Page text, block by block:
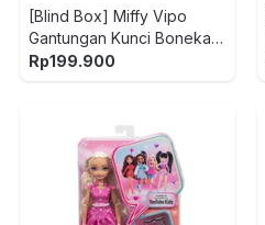
[Blind Box] Miffy Vipo
Gantungan Kunci Boneka
Plush Bakery
Rp199.900